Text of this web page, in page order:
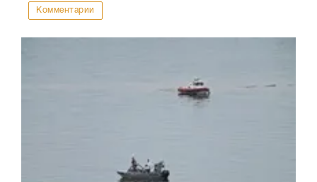
Комментарии